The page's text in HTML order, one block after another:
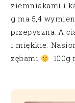
ziemniakami i
g ma 5,4
przepyszna. A
i miękkie.
zębami
100g